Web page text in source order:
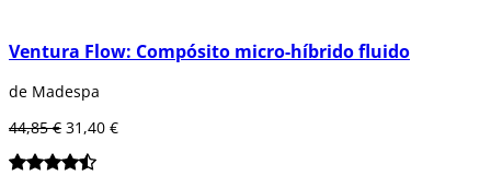
Ventura Flow: Compósito micro-híbrido fluido
de Madespa
44,85 € 31,40 €